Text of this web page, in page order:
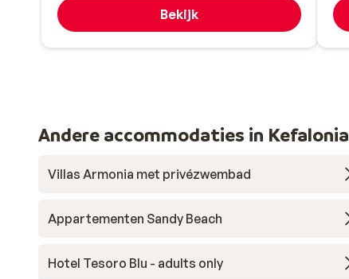
Bekijk
Andere accommodaties in Kefalonia
Villas Armonia met privézwembad
Appartementen Sandy Beach
Hotel Tesoro Blu - adults only